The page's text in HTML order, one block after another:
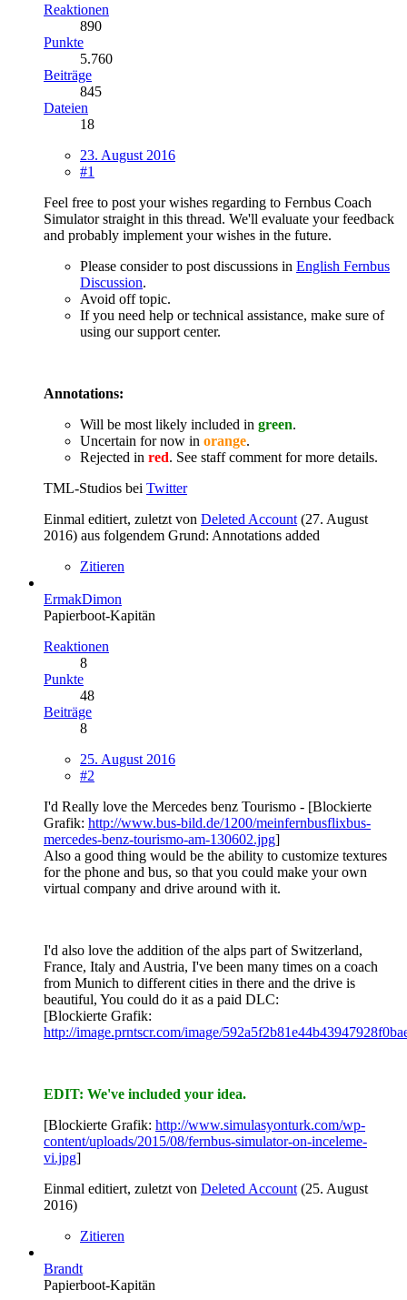
Reaktionen
890
Punkte
5.760
Beiträge
845
Dateien
18
23. August 2016
#1
Feel free to post your wishes regarding to Fernbus Coach
Simulator straight in this thread. We'll evaluate your feedback
and probably implement your wishes in the future.
Please consider to post discussions in English Fernbus
Discussion.
Avoid off topic.
If you need help or technical assistance, make sure of
using our support center.
Annotations:
Will be most likely included in green.
Uncertain for now in orange.
Rejected in red. See staff comment for more details.
TML-Studios bei Twitter
Einmal editiert, zuletzt von Deleted Account (27. August
2016) aus folgendem Grund: Annotations added
Zitieren
ErmakDimon
Papierboot-Kapitän
Reaktionen
8
Punkte
48
Beiträge
8
25. August 2016
#2
I'd Really love the Mercedes benz Tourismo - [Blockierte
Grafik: http://www.bus-bild.de/1200/meinfernbusflixbus-
mercedes-benz-tourismo-am-130602.jpg]
Also a good thing would be the ability to customize textures
for the phone and bus, so that you could make your own
virtual company and drive around with it.
I'd also love the addition of the alps part of Switzerland,
France, Italy and Austria, I've been many times on a coach
from Munich to different cities in there and the drive is
beautiful, You could do it as a paid DLC:
[Blockierte Grafik:
http://image.prntscr.com/image/
EDIT: We've included your idea.
[Blockierte Grafik: http://www.simulasyonturk.com/wp-
content/uploads/2015/08/fernbus-simulator-on-inceleme-
vi.jpg]
Einmal editiert, zuletzt von Deleted Account (25. August
2016)
Zitieren
Brandt
Papierboot-Kapitän